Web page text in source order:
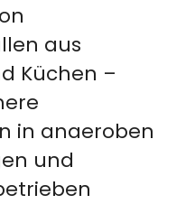
aus
Küchen –
in anaeroben
und